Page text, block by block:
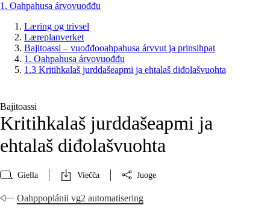
1. Oahpahusa árvovuođđu
Læring og trivsel
Læreplanverket
Bajitoassi – vuođđooahpahusa árvvut ja prinsihpat
1. Oahpahusa árvovuođđu
1.3 Kritihkalaš jurddašeapmi ja ehtalaš diđolašvuohta
Bajitoassi
Kritihkalaš jurddašeapmi ja
ehtalaš diđolašvuohta
Giella Viečča Juoge
Oahppoplánii vg2 automatisering